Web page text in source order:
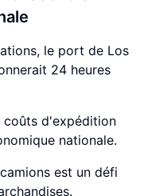
le port de Los
24 heures
coûts d'expédition
nationale.
est un défi